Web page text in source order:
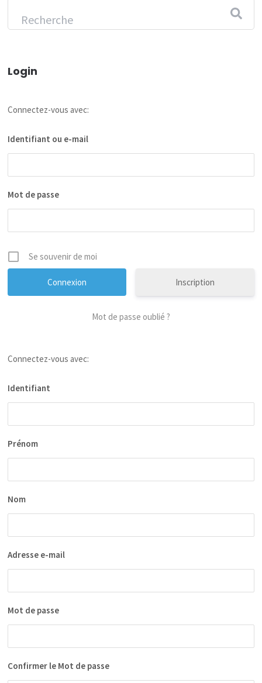
Login
Connectez-vous avec:
Identifiant ou e-mail
Mot de passe
Se souvenir de moi
Inscription
Mot de passe oublié ?
Connectez-vous avec:
Identifiant
Prénom
Nom
Adresse e-mail
Mot de passe
Confirmer le Mot de passe